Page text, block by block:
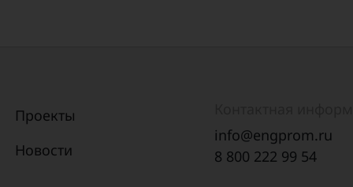
Проекты
Новости
info@engprom.ru
8 800 222 99 54